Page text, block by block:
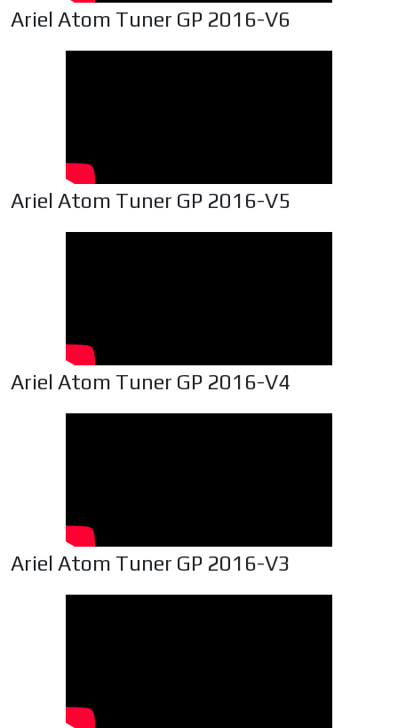
Ariel Atom Tuner GP 2016-V6
Ariel Atom Tuner GP 2016-V5
Ariel Atom Tuner GP 2016-V4
Ariel Atom Tuner GP 2016-V3